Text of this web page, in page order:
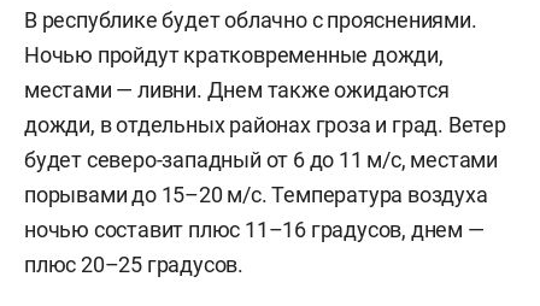
В республике будет облачно с прояснениями.
Ночью пройдут кратковременные дожди,
местами — ливни. Днем также ожидаются
дожди, в отдельных районах гроза и град. Ветер
будет северо-западный от 6 до 11 м/с, местами
порывами до 15–20 м/с. Температура воздуха
ночью составит плюс 11–16 градусов, днем —
плюс 20–25 градусов.